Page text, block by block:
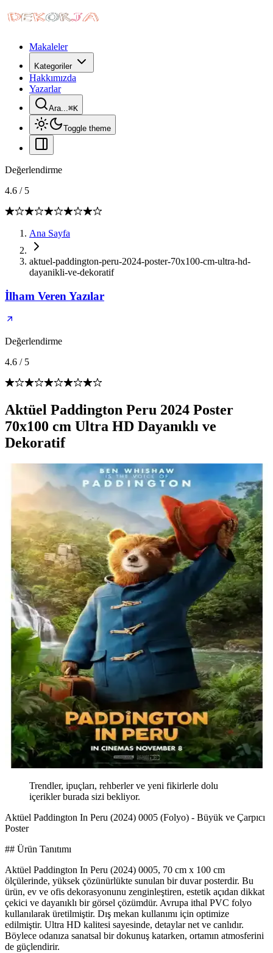
Makaleler
Kategoriler
Hakkımızda
Yazarlar
Ara...⌘K
Toggle theme
Değerlendirme
4.6 / 5
Ana Sayfa
aktuel-paddington-peru-2024-poster-70x100-cm-ultra-hd-
dayanikli-ve-dekoratif
İlham Veren Yazılar
Değerlendirme
4.6 / 5
Aktüel Paddington Peru 2024 Poster
70x100 cm Ultra HD Dayanıklı ve
Dekoratif
Trendler, ipuçları, rehberler ve yeni fikirlerle dolu
içerikler burada sizi bekliyor.
Aktüel Paddington In Peru (2024) 0005 (Folyo) - Büyük ve Çarpıcı
Poster
## Ürün Tanıtımı
Aktüel Paddington In Peru (2024) 0005, 70 cm x 100 cm
ölçülerinde, yüksek çözünürlükte sunulan bir duvar posterdir. Bu
ürün, ev ve ofis dekorasyonunu zenginleştiren, estetik açıdan dikkat
çekici ve dayanıklı bir görsel çözümdür. Avrupa ithal PVC folyo
kullanılarak üretilmiştir. Dış mekan kullanımı için optimize
edilmiştir. Ultra HD kalitesi sayesinde, detaylar net ve canlıdır.
Böylece odanıza sanatsal bir dokunuş katarken, ortamın atmosferini
de güçlendirir.